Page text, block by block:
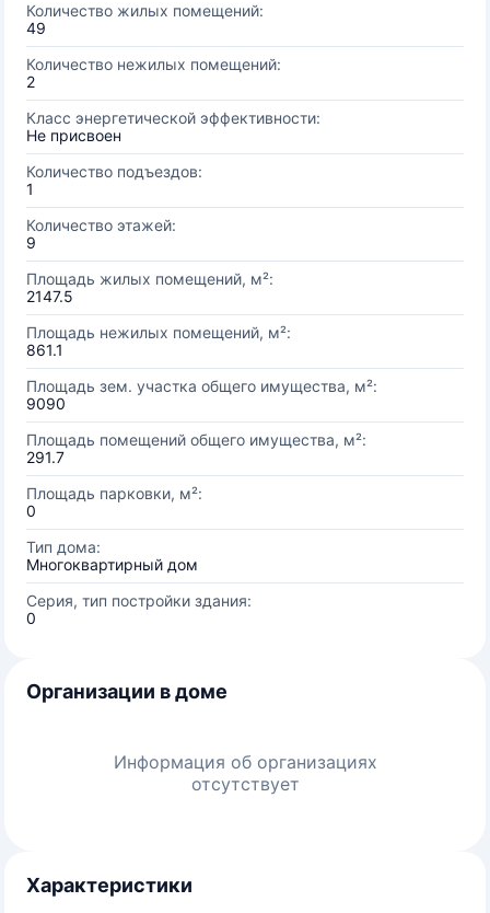
Количество жилых помещений:
49
Количество нежилых помещений:
2
Класс энергетической эффективности:
Не присвоен
Количество подъездов:
1
Количество этажей:
9
Площадь жилых помещений, м²:
2147.5
Площадь нежилых помещений, м²:
861.1
Площадь зем. участка общего имущества, м²:
9090
Площадь помещений общего имущества, м²:
291.7
Площадь парковки, м²:
0
Тип дома:
Многоквартирный дом
Серия, тип постройки здания:
0
Организации в доме
Информация об организациях
отсутствует
Характеристики